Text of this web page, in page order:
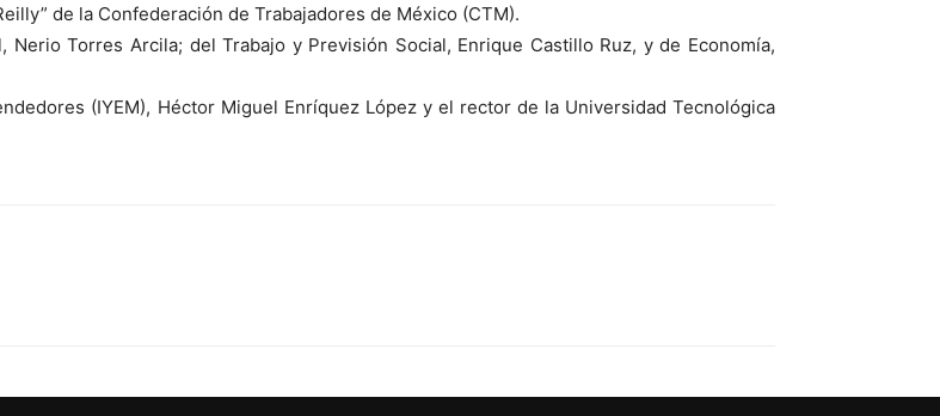
de la Confederación de Trabajadores de México (CTM).
Torres Arcila; del Trabajo y Previsión Social, Enrique Castillo Ruz, y de Economía,
(IYEM), Héctor Miguel Enríquez López y el rector de la Universidad Tecnológica